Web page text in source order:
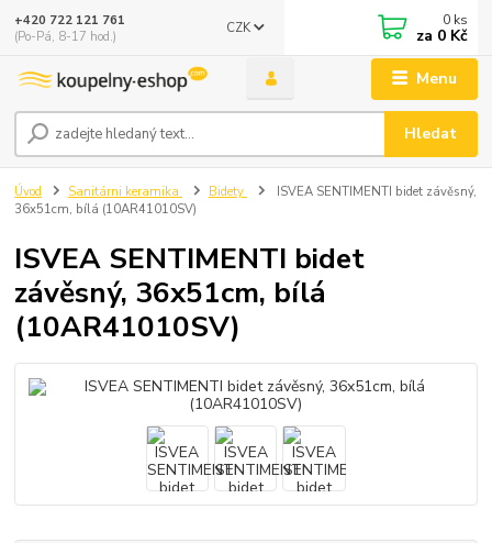
Menu
CZK
Hledat
+420 722 121 761
(Po-Pá, 8-17 hod.)
0 ks
za 0 Kč
Úvod Sanitárni keramika Bidety
ISVEA SENTIMENTI bidet závěsný,
36x51cm, bílá (10AR41010SV)
ISVEA SENTIMENTI bidet
závěsný, 36x51cm, bílá
(10AR41010SV)